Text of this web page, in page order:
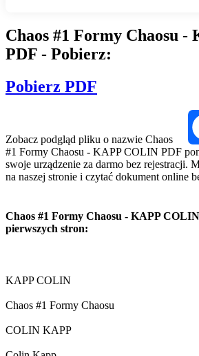
Chaos #1 Formy Chaosu
PDF - Pobierz:
Pobierz PDF
Zobacz podgląd pliku o nazwie Chaos
#1 Formy Chaosu - KAPP COLIN PDF
swoje urządzenie za darmo bez rejestracji.
na naszej stronie i czytać dokument online
Chaos #1 Formy Chaosu - KAPP
pierwszych stron: